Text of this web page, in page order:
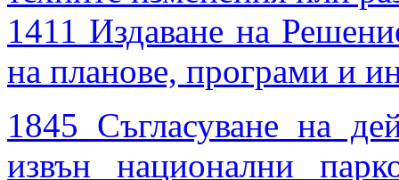
1411 Издаване на
на планове, програми и
1845 Съгласуване на
извън национални